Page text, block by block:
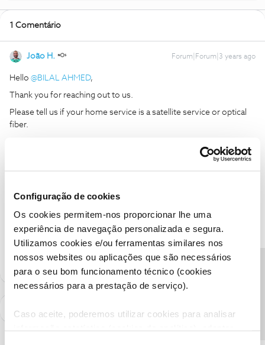
Configuração de cookies
Os cookies permitem-nos proporcionar lhe uma
experiência de navegação personalizada e segura.
Utilizamos cookies e/ou ferramentas similares nos
nossos websites ou aplicações que são necessários
para o seu bom funcionamento técnico (cookies
necessários para a prestação de serviço).
Caso aceite, poderemos utilizar cookies para analisar
1 Comentário
João H. Forum|Forum|3 years ago
Hello @BILAL AHMED,
Thank you for reaching out to us.
Please tell us if your home service is a satellite service or optical
fiber.
como "Melhor Resposta" e faça "Like" nos melhores comentários.
Siga os perfis da moderação, através da opção "Seguir", para estar
sempre a par das ultimas novidades.